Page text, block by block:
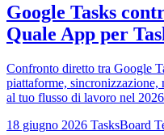
Google Tasks
Quale App per
Confronto diretto tra Google
piattaforme, sincronizzazione,
al tuo flusso di lavoro nel
18 giugno 2026 TasksBoard